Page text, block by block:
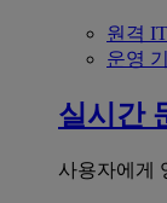
원격
운영
실시간
사용자에게